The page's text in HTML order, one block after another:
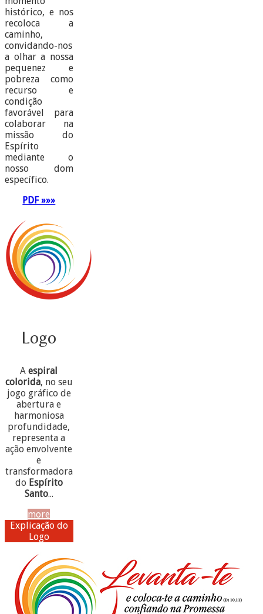
histórico, e nos
recoloca a
caminho,
convidando-nos
a olhar a nossa
pequenez e
pobreza como
recurso e
condição
favorável para
colaborar na
missão do
Espírito
mediante o
nosso dom
específico.
PDF »»»
Logo
Aespiral
colorida, no seu
jogo gráfico de
abertura e
harmoniosa
profundidade,
representa a
ação envolvente
e
transformadora
do Espírito
Santo...
more
Explicação do
Logo